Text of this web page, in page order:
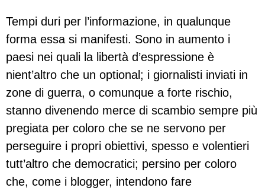
Tempi duri per l’informazione, in qualunque
forma essa si manifesti. Sono in aumento i
paesi nei quali la libertà d’espressione è
nient’altro che un optional; i giornalisti inviati in
zone di guerra, o comunque a forte rischio,
stanno divenendo merce di scambio sempre più
pregiata per coloro che se ne servono per
perseguire i propri obiettivi, spesso e volentieri
tutt’altro che democratici; persino per coloro
che, come i blogger, intendono fare